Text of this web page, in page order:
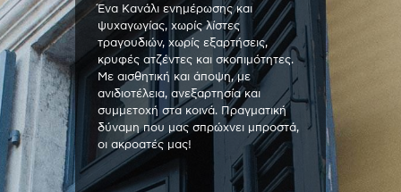
Ένα Κανάλι ενημέρωσης και
ψυχαγωγίας, χωρίς λίστες
τραγουδιών, χωρίς εξαρτήσεις,
κρυφές ατζέντες και σκοπιμότητες.
Με αισθητική και άποψη, με
ανιδιοτέλεια, ανεξαρτησία και
συμμετοχή στα κοινά. Πραγματική
δύναμη που μας σπρώχνει μπροστά,
οι ακροατές μας!